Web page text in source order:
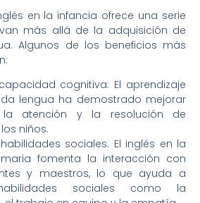
en la infancia ofrece una serie
más allá de la adquisición de
Algunos de los beneficios más
cognitiva: El aprendizaje
lengua ha demostrado mejorar
la atención y la resolución de
niños.
sociales: El inglés en la
fomenta la interacción con
y maestros, lo que ayuda a
sociales como la